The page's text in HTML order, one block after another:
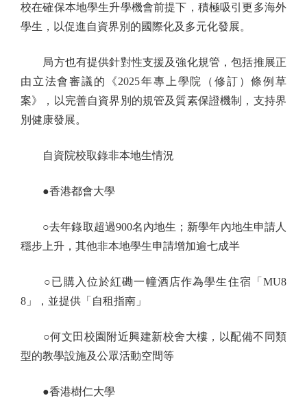
校在確保本地學生升學機會前提下，積極吸引更多海外
學生，以促進自資界別的國際化及多元化發展。
局方也有提供針對性支援及強化規管，包括推展正
由立法會審議的《2025年專上學院（修訂）條例草
案》，以完善自資界別的規管及質素保證機制，支持界
別健康發展。
自資院校取錄非本地生情況
●香港都會大學
○去年錄取超過900名內地生；新學年內地生申請人
穩步上升，其他非本地學生申請增加逾七成半
○已購入位於紅磡一幢酒店作為學生住宿「MU8
8」，並提供「自租指南」
○何文田校園附近興建新校舍大樓，以配備不同類
型的教學設施及公眾活動空間等
●香港樹仁大學